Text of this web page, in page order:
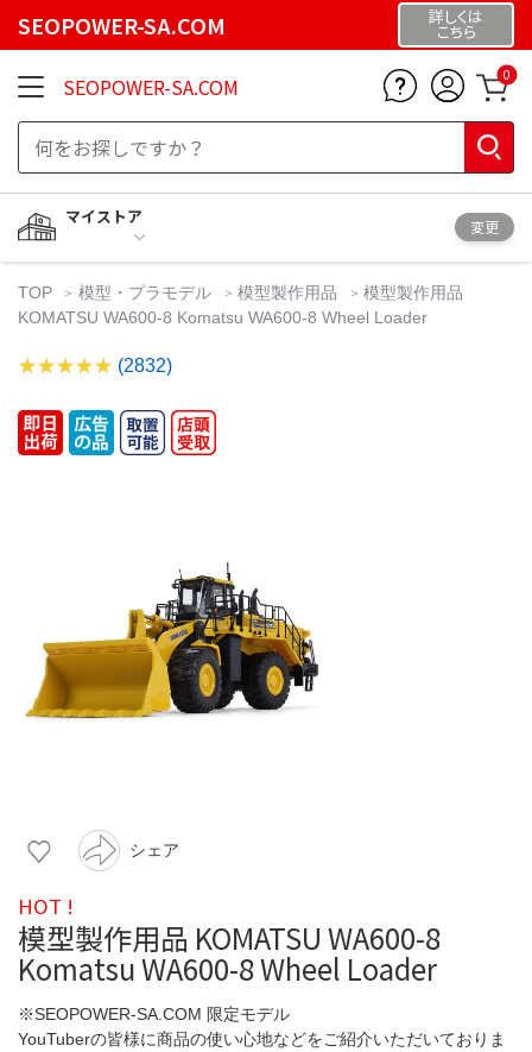
SEOPOWER-SA.COM 詳しくは
こちら
SEOPOWER-SA.COM 0
マイストア
変更
TOP 模型・プラモデル 模型製作用品
模型製作用品
KOMATSU WA600-8 Komatsu WA600-8 Wheel Loader
(2832)
シェア
HOT !
模型製作用品 KOMATSU WA600-8
Komatsu WA600-8 Wheel Loader
※SEOPOWER-SA.COM 限定モデル
YouTuberの皆様に商品の使い心地などをご紹介いただいておりま